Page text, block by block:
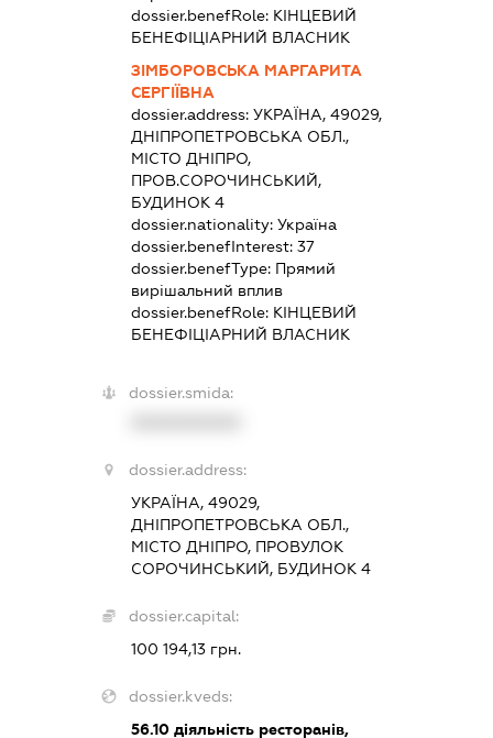
dossier.benefRole: КІНЦЕВИЙ
БЕНЕФІЦІАРНИЙ ВЛАСНИК
ЗІМБОРОВСЬКА МАРГАРИТА
СЕРГІЇВНА
dossier.address: УКРАЇНА, 49029,
ДНІПРОПЕТРОВСЬКА ОБЛ.,
МІСТО ДНІПРО,
ПРОВ.СОРОЧИНСЬКИЙ,
БУДИНОК 4
dossier.nationality: Україна
dossier.benefInterest: 37
dossier.benefType: Прямий
вирішальний вплив
dossier.benefRole: КІНЦЕВИЙ
БЕНЕФІЦІАРНИЙ ВЛАСНИК
dossier.smida:
dossier.address:
УКРАЇНА, 49029,
ДНІПРОПЕТРОВСЬКА ОБЛ.,
МІСТО ДНІПРО, ПРОВУЛОК
СОРОЧИНСЬКИЙ, БУДИНОК 4
dossier.capital:
100 194,13 грн.
dossier.kveds:
56.10діяльність ресторанів,